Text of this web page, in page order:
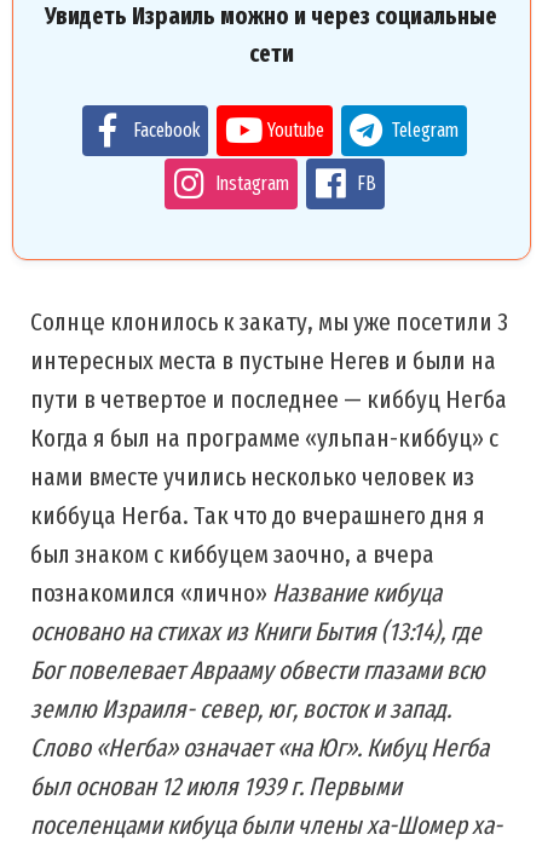
Увидеть Израиль можно и через социальные
сети
Facebook Youtube Telegram
Instagram FB
Солнце клонилось к закату, мы уже посетили 3
интересных места в пустыне Негев и были на
пути в четвертое и последнее — киббуц Негба
Когда я был на программе «ульпан-киббуц» с
нами вместе учились несколько человек из
киббуца Негба. Так что до вчерашнего дня я
был знаком с киббуцем заочно, а вчера
познакомился «лично» Название кибуца
основано на стихах из Книги Бытия (13:14), где
Бог повелевает Аврааму обвести глазами всю
землю Израиля- север, юг, восток и запад.
Слово «Негба» означает «на Юг». Кибуц Негба
был основан 12 июля 1939 г. Первыми
поселенцами кибуца были члены ха-Шомер ха-